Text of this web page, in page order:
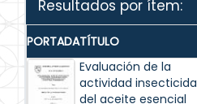
Resultados por ítem:
PORTADATÍTULO
Evaluación de la
actividad insecticida
del aceite esencial